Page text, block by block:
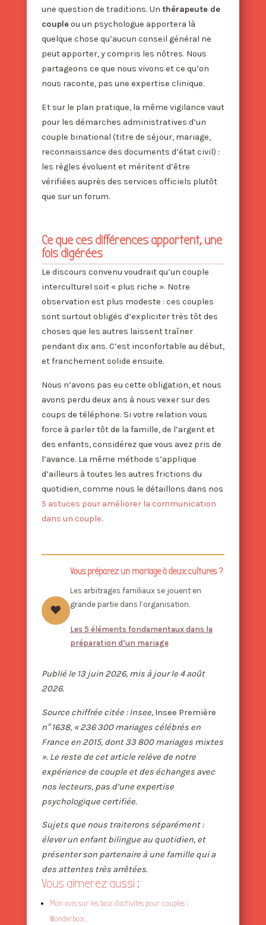
une question de traditions. Un thérapeute de
coupleou un psychologue apportera là
quelque chose qu’aucun conseil général ne
peut apporter, y compris les nôtres. Nous
partageons ce que nous vivons et ce qu’on
nous raconte, pas une expertise clinique.
Et sur le plan pratique, la même vigilance vaut
pour les démarches administratives d’un
couple binational (titre de séjour, mariage,
reconnaissance des documents d’état civil) :
les règles évoluent et méritent d’être
vérifiées auprès des services officiels plutôt
que sur un forum.
Ce que ces différences apportent, une
fois digérées
Le discours convenu voudrait qu’un couple
interculturel soit « plus riche ». Notre
observation est plus modeste : ces couples
sont surtout obligés d’expliciter très tôt des
choses que les autres laissent traîner
pendant dix ans. C’est inconfortable au début,
et franchement solide ensuite.
Nous n’avons pas eu cette obligation, et nous
avons perdu deux ans à nous vexer sur des
coups de téléphone. Si votre relation vous
force à parler tôt de la famille, de l’argent et
des enfants, considérez que vous avez pris de
l’avance. La même méthode s’applique
d’ailleurs à toutes les autres frictions du
quotidien, comme nous le détaillons dans nos
5 astuces pour améliorer la communication
dans un couple.
♥
Vous préparez un mariage à deux cultures ?
Les arbitrages familiaux se jouent en
grande partie dans l’organisation.
Les 5 éléments fondamentaux dans la
préparation d’un mariage
Publié le 13 juin 2026, mis à jour le 4 août
2026.
Source chiffrée citée : Insee, Insee Première
n° 1638, « 236 300 mariages célébrés en
France en 2015, dont 33 800 mariages mixtes
». Le reste de cet article relève de notre
expérience de couple et des échanges avec
nos lecteurs, pas d’une expertise
psychologique certifiée.
Sujets que nous traiterons séparément :
élever un enfant bilingue au quotidien, et
présenter son partenaire à une famille qui a
des attentes très arrêtées.
Vous aimerez aussi :
Mon avis sur les box d’activités pour couples :
Wonderbox…